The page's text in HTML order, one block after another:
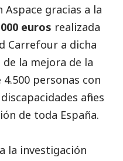
gracias a la
euros realizada
Carrefour a dicha
de la mejora de la
personas con
afines
de toda España.
la investigación